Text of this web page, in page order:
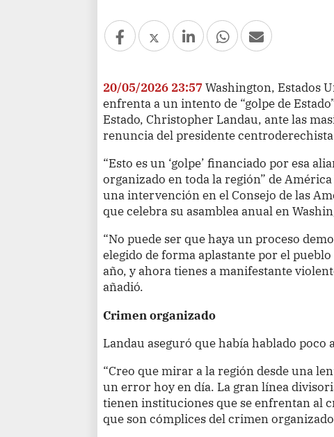
20/05/2026 23:57Washington, Estados
enfrenta a un intento de “golpe de
Estado, Christopher Landau, ante las
renuncia del presidente
“Esto es un ‘golpe’ financiado por esa
organizado en toda la región” de
una intervención en el Consejo de las
que celebra su asamblea anual en
“No puede ser que haya un proceso
elegido de forma aplastante por el
año, y ahora tienes a manifestante
añadió.
Crimen organizado
Landau aseguró que había hablado poco
“Creo que mirar a la región desde una
un error hoy en día. La gran línea
tienen instituciones que se enfrentan al
que son cómplices del crimen